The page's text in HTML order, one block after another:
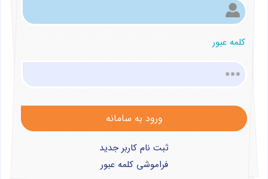
کلمه عبور
ثبت نام کاربر جدید
فراموشی کلمه عبور